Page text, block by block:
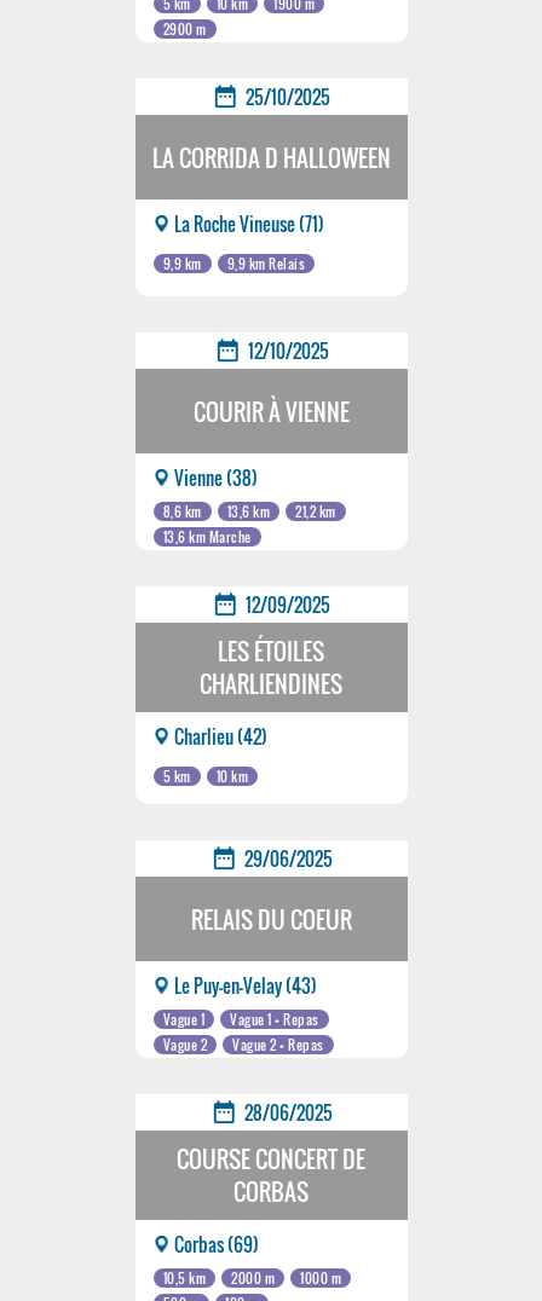
2900 m
date_range 25/10/2025
LA CORRIDA D HALLOWEEN
La Roche Vineuse (71)
9,9 km 9,9 km Relais
date_range 12/10/2025
COURIR À VIENNE
Vienne (38)
8,6 km 13,6 km
21,2 km
13,6 km Marche
date_range 12/09/2025
LES ÉTOILES
CHARLIENDINES
Charlieu (42)
5 km 10 km
date_range 29/06/2025
RELAIS DU COEUR
Le Puy-en-Velay (43)
Vague 1
Vague 1 + Repas
Vague 2
Vague 2 + Repas
date_range 28/06/2025
COURSE CONCERT DE
CORBAS
Corbas (69)
10,5 km 2000 m
1000 m